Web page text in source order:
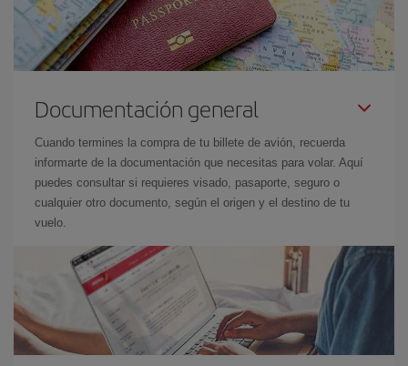
Documentación general
Cuando termines la compra de tu billete de avión, recuerda
informarte de la documentación que necesitas para volar. Aquí
puedes consultar si requieres visado, pasaporte, seguro o
cualquier otro documento, según el origen y el destino de tu
vuelo.